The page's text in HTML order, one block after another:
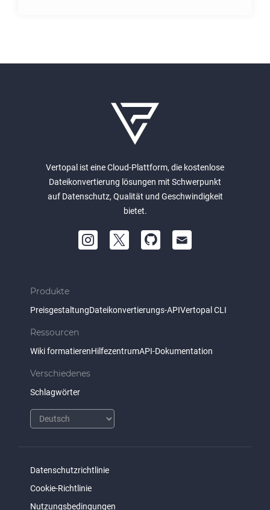
Vertopal ist eine Cloud-Plattform, die kostenlose
Dateikonvertierung lösungen mit Schwerpunkt
auf Datenschutz, Qualität und Geschwindigkeit
bietet.
Produkte
PreisgestaltungDateikonvertierungs-APIVertopal CLI
Ressourcen
Wiki formatierenHilfezentrumAPI-Dokumentation
Verschiedenes
Schlagwörter
Datenschutzrichtlinie
Cookie-Richtlinie
Nutzungsbedingungen